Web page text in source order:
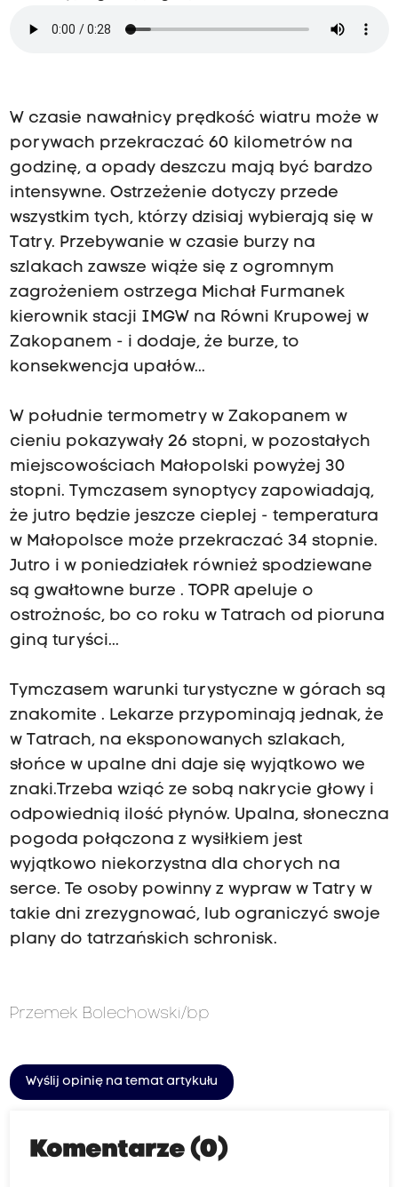
W czasie nawałnicy prędkość wiatru może w
porywach przekraczać 60 kilometrów na
godzinę, a opady deszczu mają być bardzo
intensywne. Ostrzeżenie dotyczy przede
wszystkim tych, którzy dzisiaj wybierają się w
Tatry. Przebywanie w czasie burzy na
szlakach zawsze wiąże się z ogromnym
zagrożeniem ostrzega Michał Furmanek
kierownik stacji IMGW na Równi Krupowej w
Zakopanem - i dodaje, że burze, to
konsekwencja upałów...
W południe termometry w Zakopanem w
cieniu pokazywały 26 stopni, w pozostałych
miejscowościach Małopolski powyżej 30
stopni. Tymczasem synoptycy zapowiadają,
że jutro będzie jeszcze cieplej - temperatura
w Małopolsce może przekraczać 34 stopnie.
Jutro i w poniedziałek również spodziewane
są gwałtowne burze . TOPR apeluje o
ostrożnośc, bo co roku w Tatrach od pioruna
giną turyści...
Tymczasem warunki turystyczne w górach są
znakomite . Lekarze przypominają jednak, że
w Tatrach, na eksponowanych szlakach,
słońce w upalne dni daje się wyjątkowo we
znaki.Trzeba wziąć ze sobą nakrycie głowy i
odpowiednią ilość płynów. Upalna, słoneczna
pogoda połączona z wysiłkiem jest
wyjątkowo niekorzystna dla chorych na
serce. Te osoby powinny z wypraw w Tatry w
takie dni zrezygnować, lub ograniczyć swoje
plany do tatrzańskich schronisk.
Przemek Bolechowski/bp
Wyślij opinię na temat artykułu
Komentarze (0)